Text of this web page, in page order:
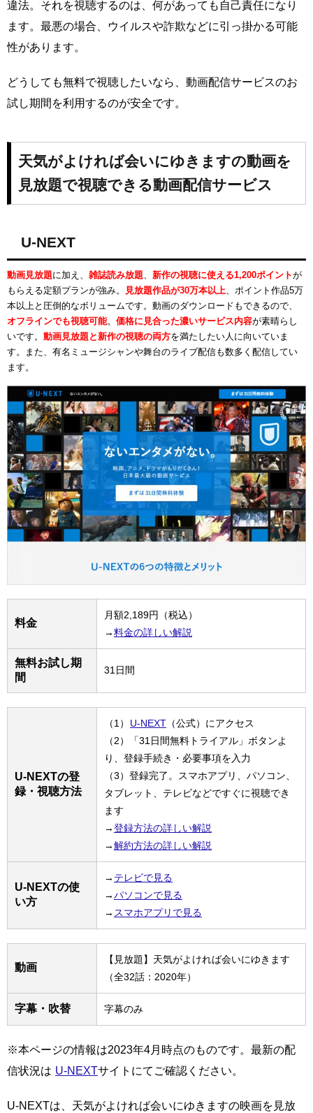
違法。それを視聴するのは、何があっても自己責任になり
ます。最悪の場合、ウイルスや詐欺などに引っ掛かる可能
性があります。
どうしても無料で視聴したいなら、動画配信サービスのお
試し期間を利用するのが安全です。
天気がよければ会いにゆきますの動画を
見放題で視聴できる動画配信サービス
U-NEXT
動画見放題に加え、 雑誌読み放題 新作の視聴に使える1,200ポイントが
もらえる定額プランが強み。
見放題作品が30万本以上 、ポイント作品5万
本以上と圧倒的なボリュームです。動画のダウンロードもできるので、
オフラインでも視聴可能。 価格に見合った濃いサービス内容が素晴らし
いです。 動画見放題と新作の視聴の両方を満たしたい人に向いていま
す。また、有名ミュージシャンや舞台のライブ配信も数多く配信してい
ます。
料金
月額2,189円（税込）
→料金の詳しい解説
無料お試し期
間
31日間
U-NEXTの登
録・視聴方法
（1） U-NEXT （公式）にアクセス
（2）「31日間無料トライアル」ボタンよ
り、登録手続き・必要事項を入力
（3）登録完了。スマホアプリ、パソコン、
タブレット、テレビなどですぐに視聴でき
ます
→登録方法の詳しい解説
→解約方法の詳しい解説
U-NEXTの使
い方
→ テレビで見る
→パソコンで見る
→ スマホアプリで見る
動画
【見放題】天気がよければ会いにゆきます
（全32話：2020年）
字幕・吹替 字幕のみ
※本ページの情報は2023年4月時点のものです。最新の配
信状況は U-NEXTサイトにてご確認ください。
U-NEXTは、天気がよければ会いにゆきますの映画を見放